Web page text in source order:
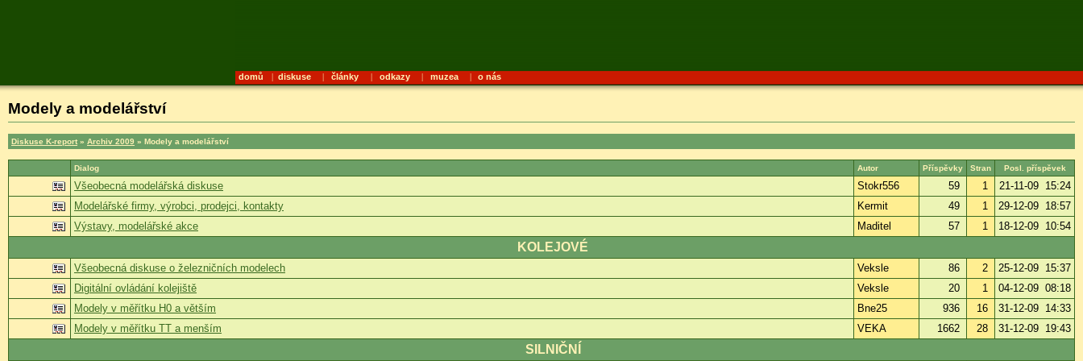
domů | diskuse | články | odkazy | muzea | o nás
Modely a modelářství
Diskuse K-report » Archiv 2009 » Modely a modelářství
Dialog Autor Příspěvky Stran Posl. příspěvek
Všeobecná modelářská diskuse Stokr556 59 1
21-11-09 15:24
Modelářské firmy, výrobci, prodejci, kontakty
Kermit 49 1
29-12-09 18:57
Výstavy, modelářské akce
Maditel 57 1 18-12-09 10:54
KOLEJOVÉ
Všeobecná diskuse o železničních modelech Veksle 86 2
25-12-09 15:37
Digitální ovládání kolejiště
Veksle 20 1
04-12-09 08:18
Modely v měřítku H0 a větším
Bne25 936 16
31-12-09 14:33
Modely v měřítku TT a menším
VEKA 1662 28 31-12-09 19:43
SILNIČNÍ